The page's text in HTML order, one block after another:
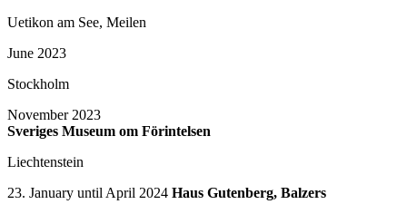
Uetikon am See, Meilen
June 2023
Stockholm
November 2023
Sveriges Museum om Förintelsen
Liechtenstein
23. January until April 2024 Haus Gutenberg, Balzers